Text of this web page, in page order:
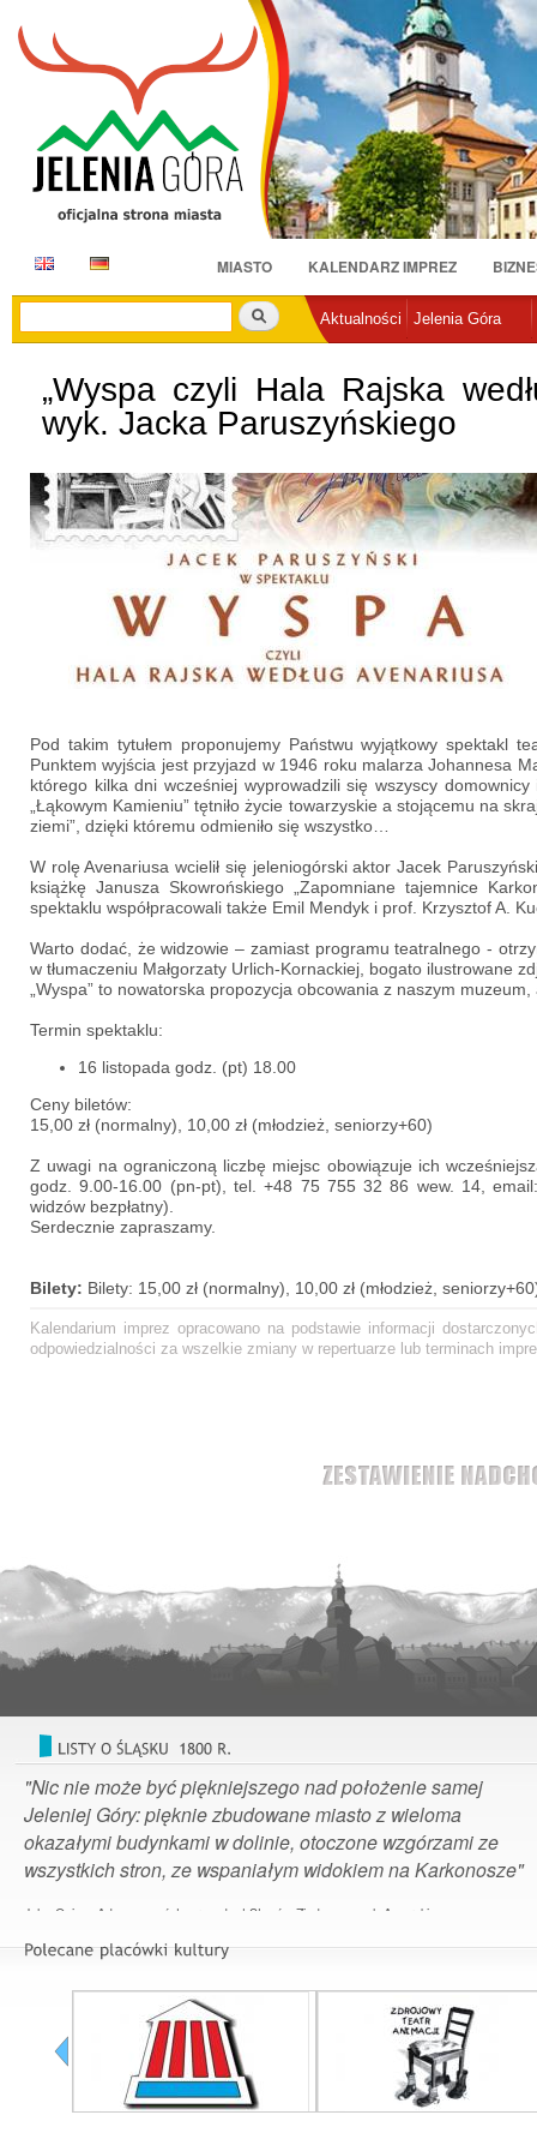
do
E
D
MIASTO KALENDARZ IMPREZ
Szukaj
Aktualności Jelenia Góra
„Wyspa czyli Hala Rajska
wyk. Jacka Paruszyńskiego
Pod takim tytułem proponujemy Państwu wyjątkowy spektakl
Punktem wyjścia jest przyjazd w 1946 roku malarza Johannesa
którego kilka dni wcześniej wyprowadzili się wszyscy
„Łąkowym Kamieniu” tętniło życie towarzyskie a stojącemu na
ziemi”, dzięki któremu odmieniło się wszystko…
W rolę Avenariusa wcielił się jeleniogórski aktor Jacek
książkę Janusza Skowrońskiego „Zapomniane tajemnice
spektaklu współpracowali także Emil Mendyk i prof. Krzysztof A.
Warto dodać, że widzowie – zamiast programu teatralnego -
w tłumaczeniu Małgorzaty Urlich-Kornackiej, bogato ilustrowane
„Wyspa” to nowatorska propozycja obcowania z naszym
Termin spektaklu:
16 listopada godz. (pt) 18.00
Ceny biletów:
15,00 zł (normalny), 10,00 zł (młodzież, seniorzy+60)
Z uwagi na ograniczoną liczbę miejsc obowiązuje ich
godz. 9.00-16.00 (pn-pt), tel. +48 75 755 32 86 wew. 14,
widzów bezpłatny).
Serdecznie zapraszamy.
Bilety: Bilety: 15,00 zł (normalny), 10,00 zł (młodzież,
Kalendarium imprez opracowano na podstawie informacji
odpowiedzialności za wszelkie zmiany w repertuarze lub terminach
"Nic nie może być piękniejszego nad położenie samej
Jeleniej Góry: pięknie zbudowane miasto z wieloma
okazałymi budynkami w dolinie, otoczone wzgórzami ze
wszystkich stron, ze wspaniałym widokiem na Karkonosze"
John Quincy Adams – szósty prezydent Stanów Zjednoczonych Ameryki